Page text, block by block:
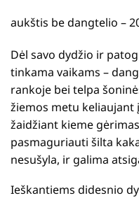
aukštis be dangtelio –
Dėl savo dydžio ir
tinkama vaikams –
rankoje bei telpa
žiemos metu
žaidžiant kieme
pasmaguriauti šilta
nesušyla, ir galima
Ieškantiems didesnio